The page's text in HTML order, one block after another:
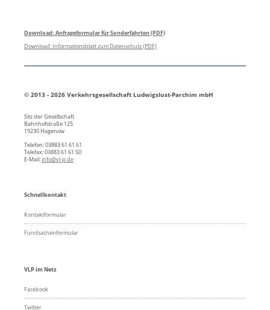
Download: Anfrageformular für Sonderfahrten (PDF)
Download: Informationsblatt zum Datenschutz (PDF)
© 2013 - 2026 Verkehrsgesellschaft Ludwigslust-Parchim mbH
Sitz der Gesellschaft
Bahnhofstraße 125
19230 Hagenow
Telefon: 03883 61 61 61
Telefax: 03883 61 61 50
E-Mail:info@vl-p.de
Schnellkontakt
Kontaktformular
Fundsachenformular
VLP im Netz
Facebook
Twitter